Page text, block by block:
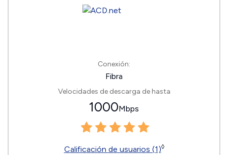
Conexión:
Fibra
Velocidades de descarga de hasta
1000Mbps
Calificación de usuarios (1)◊